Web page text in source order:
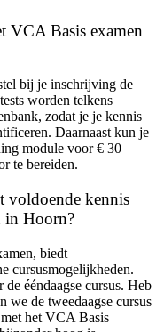
VCA Basis examen
bij je inschrijving de
worden telkens
zodat je je kennis
Daarnaast kun je
module voor € 30
te bereiden.
voldoende kennis
in Hoorn?
biedt
cursusmogelijkheden.
ééndaagse cursus. Heb
we de tweedaagse cursus
het VCA Basis